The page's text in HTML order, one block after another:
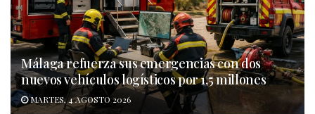
Málaga refuerza sus emergencias con dos
nuevos vehículos logísticos por 1,5 millones
MARTES, 4 AGOSTO 2026